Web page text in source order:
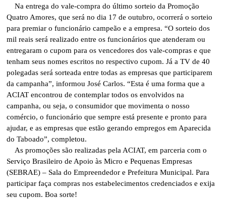
Na entrega do vale-compra do último sorteio da Promoção
Quatro Amores, que será no dia 17 de outubro, ocorrerá o sorteio
para premiar o funcionário campeão e a empresa. “O sorteio dos
mil reais será realizado entre os funcionários que atenderam ou
entregaram o cupom para os vencedores dos vale-compras e que
tenham seus nomes escritos no respectivo cupom. Já a TV de 40
polegadas será sorteada entre todas as empresas que participarem
da campanha”, informou José Carlos. “Esta é uma forma que a
ACIAT encontrou de contemplar todos os envolvidos na
campanha, ou seja, o consumidor que movimenta o nosso
comércio, o funcionário que sempre está presente e pronto para
ajudar, e as empresas que estão gerando empregos em Aparecida
do Taboado”, completou.
As promoções são realizadas pela ACIAT, em parceria com o
Serviço Brasileiro de Apoio às Micro e Pequenas Empresas
(SEBRAE) – Sala do Empreendedor e Prefeitura Municipal. Para
participar faça compras nos estabelecimentos credenciados e exija
seu cupom. Boa sorte!